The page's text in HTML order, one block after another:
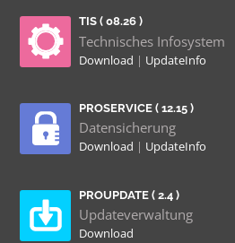
TIS ( 08.26 )
Technisches Infosystem
Download | UpdateInfo
PROSERVICE ( 12.15 )
Datensicherung
Download | UpdateInfo
PROUPDATE ( 2.4 )
Updateverwaltung
Download